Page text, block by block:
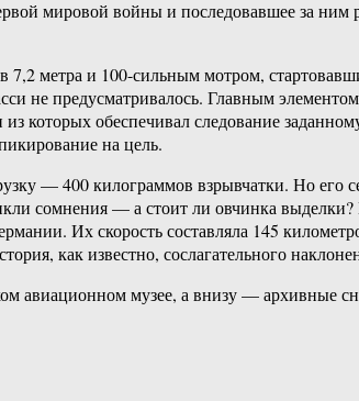
мировой войны и последовавшее за ним
7,2 метра и 100-сильным мотром,
не предусматривалось. Главным
которых обеспечивал следование
на цель.
— 400 килограммов взрывчатки. Но
сомнения — а стоит ли овчинка
Их скорость составляла 145
как известно, сослагательного
авиационном музее, а внизу — архивные